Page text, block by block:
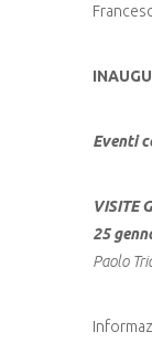
Eventi
VISITE
25
Paolo